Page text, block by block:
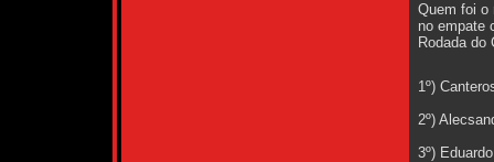
Quem foi o
no empate
Rodada do
1º)
2º)
3º)